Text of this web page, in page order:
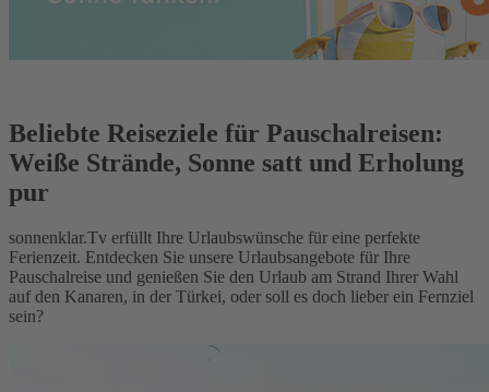
Beliebte Reiseziele für Pauschalreisen:
Weiße Strände, Sonne satt und Erholung
pur
sonnenklar.Tv erfüllt Ihre Urlaubswünsche für eine perfekte
Ferienzeit. Entdecken Sie unsere Urlaubsangebote für Ihre
Pauschalreise und genießen Sie den Urlaub am Strand Ihrer Wahl
auf den Kanaren, in der Türkei, oder soll es doch lieber ein Fernziel
sein?